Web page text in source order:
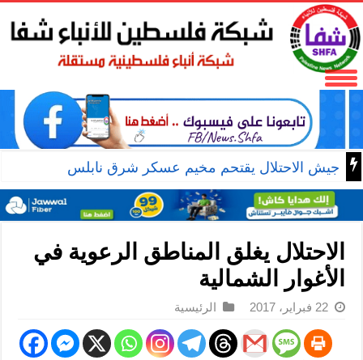
جيش الاحتلال يقتحم مخيم عسكر شرق نابلس
الاحتلال يغلق المناطق الرعوية في
الأغوار الشمالية
22 فبراير، 2017 الرئيسية